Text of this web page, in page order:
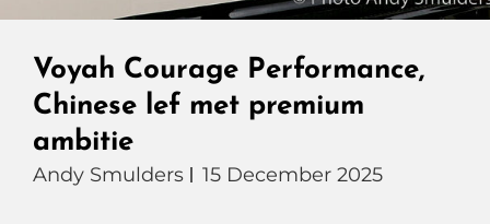
Voyah Courage Performance,
Chinese lef met premium
ambitie
Andy Smulders 15 December 2025